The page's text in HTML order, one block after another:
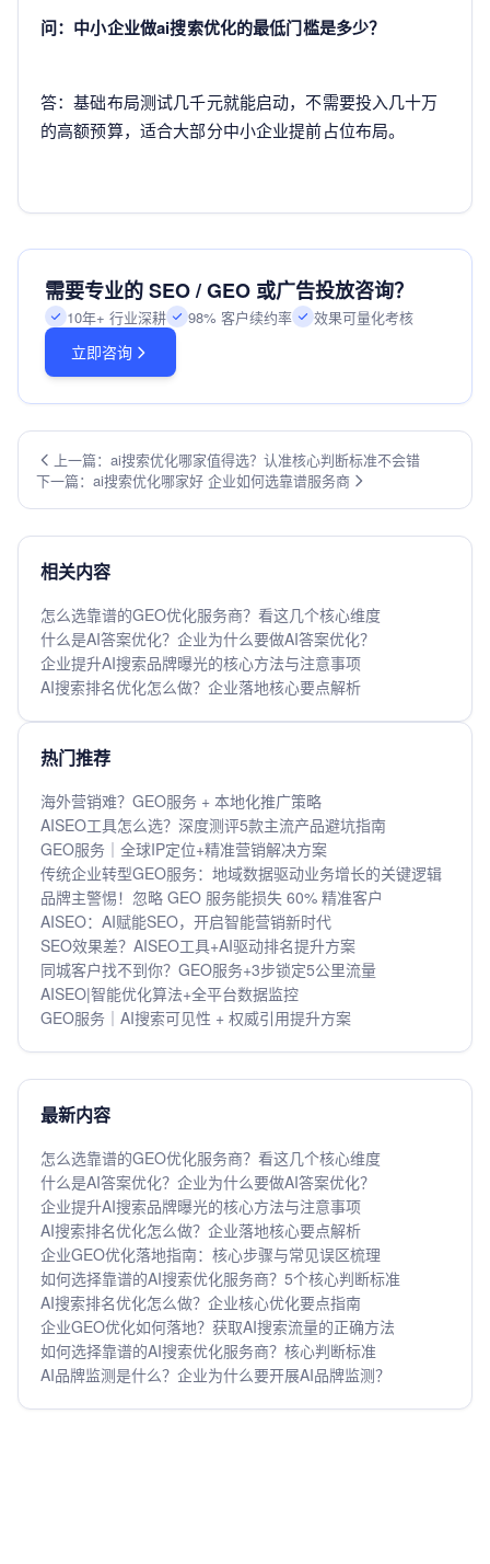
问：中小企业做ai搜索优化的最低门槛是多少？
答：基础布局测试几千元就能启动，不需要投入几十万
的高额预算，适合大部分中小企业提前占位布局。
需要专业的 SEO / GEO 或广告投放咨询？
10年+ 行业深耕 98% 客户续约率 效果可量化考核
立即咨询
上一篇：ai搜索优化哪家值得选？认准核心判断标准不会错
下一篇：ai搜索优化哪家好 企业如何选靠谱服务商
相关内容
怎么选靠谱的GEO优化服务商？看这几个核心维度
什么是AI答案优化？企业为什么要做AI答案优化？
企业提升AI搜索品牌曝光的核心方法与注意事项
AI搜索排名优化怎么做？企业落地核心要点解析
热门推荐
海外营销难？GEO服务 + 本地化推广策略
AISEO工具怎么选？深度测评5款主流产品避坑指南
GEO服务｜全球IP定位+精准营销解决方案
传统企业转型GEO服务：地域数据驱动业务增长的关键逻辑
品牌主警惕！忽略 GEO 服务能损失 60% 精准客户
AISEO：AI赋能SEO，开启智能营销新时代
SEO效果差？AISEO工具+AI驱动排名提升方案
同城客户找不到你？GEO服务+3步锁定5公里流量
AISEO|智能优化算法+全平台数据监控
GEO服务｜AI搜索可见性 + 权威引用提升方案
最新内容
怎么选靠谱的GEO优化服务商？看这几个核心维度
什么是AI答案优化？企业为什么要做AI答案优化？
企业提升AI搜索品牌曝光的核心方法与注意事项
AI搜索排名优化怎么做？企业落地核心要点解析
企业GEO优化落地指南：核心步骤与常见误区梳理
如何选择靠谱的AI搜索优化服务商？5个核心判断标准
AI搜索排名优化怎么做？企业核心优化要点指南
企业GEO优化如何落地？获取AI搜索流量的正确方法
如何选择靠谱的AI搜索优化服务商？核心判断标准
AI品牌监测是什么？企业为什么要开展AI品牌监测？